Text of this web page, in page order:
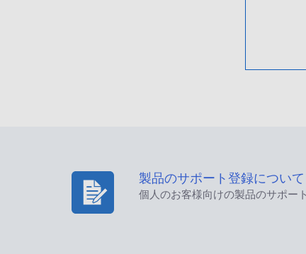
製品のサポート登録について
個人のお客様向けの製品のサポー